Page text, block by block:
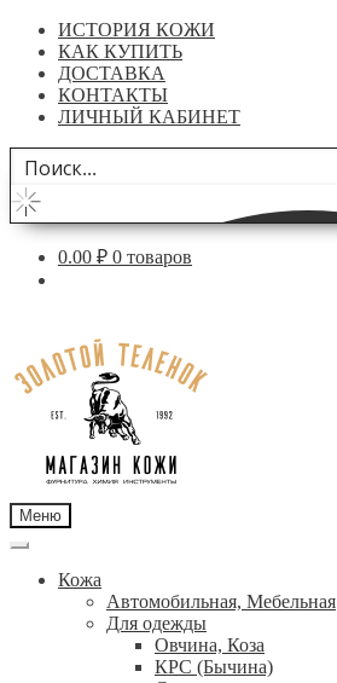
ИСТОРИЯ КОЖИ
КАК КУПИТЬ
ДОСТАВКА
КОНТАКТЫ
ЛИЧНЫЙ КАБИНЕТ
0.00 ₽ 0 товаров
навигации
содержимому
Меню
Кожа
Автомобильная, Мебельная
Для одежды
Овчина, Коза
КРС (Бычина)